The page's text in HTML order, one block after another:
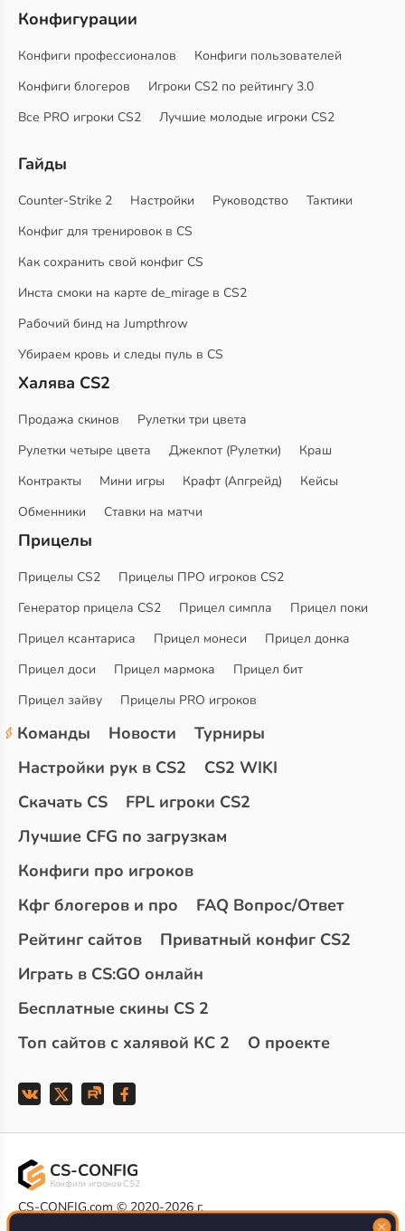
Конфигурации
Конфиги профессионалов
Конфиги пользователей
Конфиги блогеров
Игроки CS2 по рейтингу 3.0
Все PRO игроки CS2
Лучшие молодые игроки CS2
Гайды
Counter-Strike 2 Настройки Руководство
Тактики
Конфиг для тренировок в CS
Как сохранить свой конфиг CS
Инста смоки на карте de_mirage в CS2
Рабочий бинд на Jumpthrow
Убираем кровь и следы пуль в CS
Халява CS2
Продажа скинов
Рулетки три цвета
Рулетки четыре цвета
Джекпот (Рулетки)
Краш
Контракты
Мини игры Крафт (Апгрейд)
Кейсы
Обменники
Ставки на матчи
Прицелы
Прицелы CS2
Прицелы ПРО игроков CS2
Генератор прицела CS2
Прицел симпла
Прицел поки
Прицел ксантариса
Прицел монеси
Прицел донка
Прицел доси
Прицел мармока
Прицел бит
Прицел зайву
Прицелы PRO игроков
Команды Новости
Турниры
Настройки рук в CS2
CS2 WIKI
Скачать CS
FPL игроки CS2
Лучшие CFG по загрузкам
Конфиги про игроков
Кфг блогеров и про
FAQ Вопрос/Ответ
Рейтинг сайтов
Приватный конфиг CS2
Играть в CS:GO онлайн
Бесплатные скины CS 2
Топ сайтов с халявой КС 2
О проекте
CS-CONFIG
Конфиги игроков CS2
CS-CONFIG.com © 2020-2026 г.